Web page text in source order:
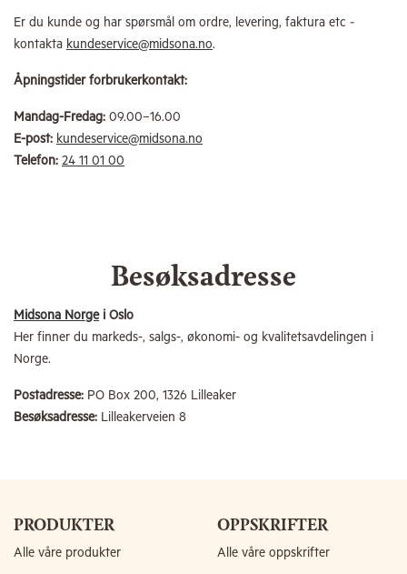
Er du kunde og har spørsmål om ordre, levering, faktura etc -
kontakta kundeservice@midsona.no.
Åpningstider forbrukerkontakt:
Mandag-Fredag: 09.00–16.00
E-post: kundeservice@midsona.no
Telefon: 24 11 01 00
Besøksadresse
Midsona Norgei Oslo
Her finner du markeds-, salgs-, økonomi- og kvalitetsavdelingen i
Norge.
Postadresse: PO Box 200, 1326 Lilleaker
Besøksadresse: Lilleakerveien 8
PRODUKTER
Alle våre produkter
OPPSKRIFTER
Alle våre oppskrifter